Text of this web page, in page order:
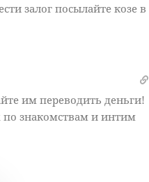
залог посылайте козе в
им переводить деньги!
по знакомствам и интим